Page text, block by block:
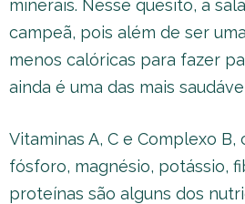
minerais. Nesse quesito, a
campeã, pois além de ser
menos calóricas para fazer
ainda é uma das mais
Vitaminas A, C e Complexo B,
fósforo, magnésio, potássio,
proteínas são alguns dos